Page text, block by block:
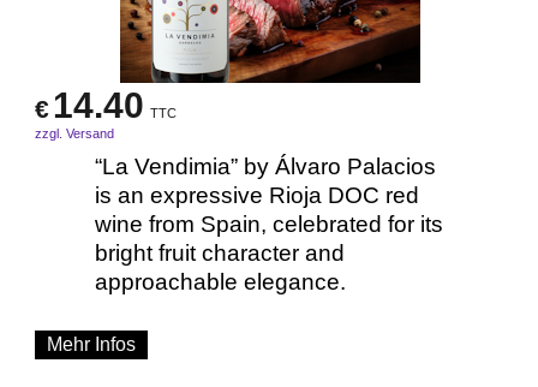
€14.40 TTC
zzgl. Versand
“La Vendimia” by Álvaro Palacios
is an expressive Rioja DOC red
wine from Spain, celebrated for its
bright fruit character and
approachable elegance.
Mehr Infos